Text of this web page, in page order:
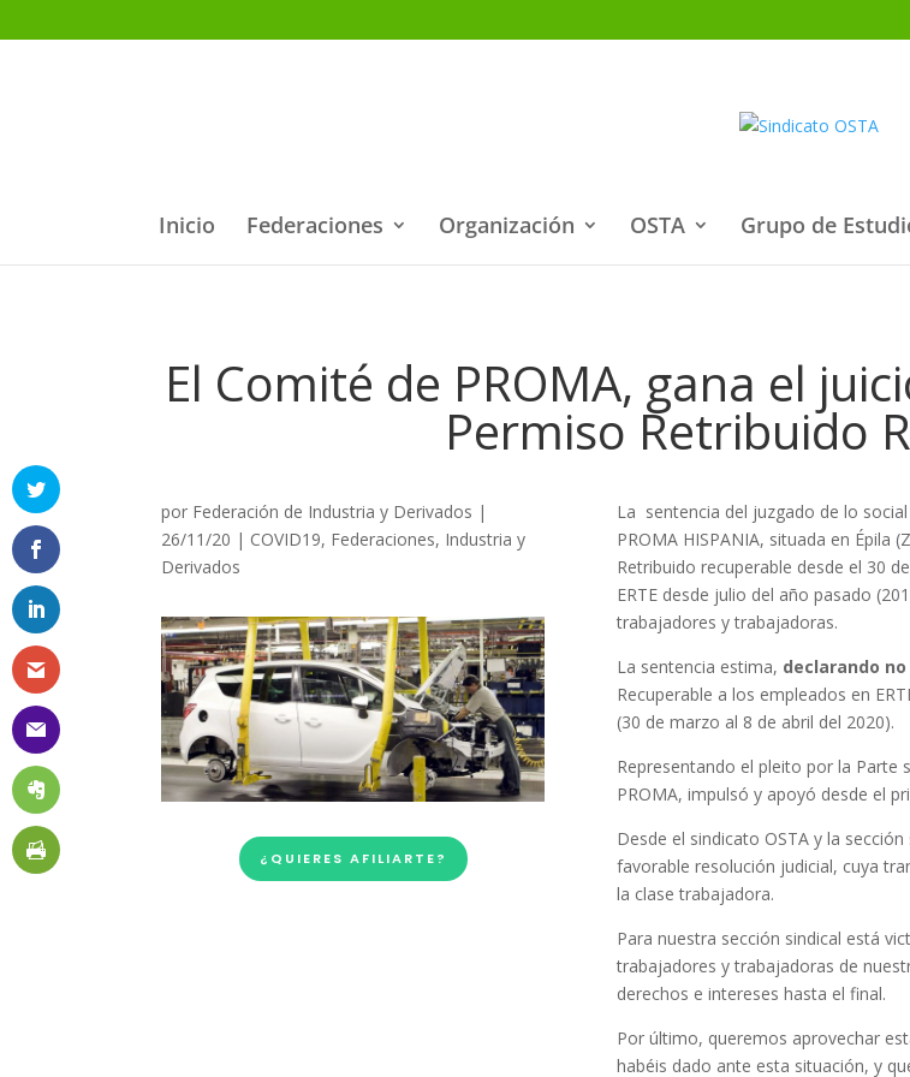
Inicio Federaciones Organización OSTA Grupo de
El Comité de PROMA, gana el
Permiso Retribuido
por Federación de Industria y Derivados |
26/11/20 | COVID19, Federaciones, Industria y
Derivados
¿QUIERES AFILIARTE?
La sentencia del juzgado de lo
PROMA HISPANIA, situada en Épila
Retribuido recuperable desde el 30
ERTE desde julio del año pasado
trabajadores y trabajadoras.
La sentencia estima, declarando
Recuperable a los empleados en
(30 de marzo al 8 de abril del 2020).
Representando el pleito por la Parte
PROMA, impulsó y apoyó desde el
Desde el sindicato OSTA y la
favorable resolución judicial, cuya
la clase trabajadora.
Para nuestra sección sindical está
trabajadores y trabajadoras de
derechos e intereses hasta el final.
Por último, queremos aprovechar
habéis dado ante esta situación, y